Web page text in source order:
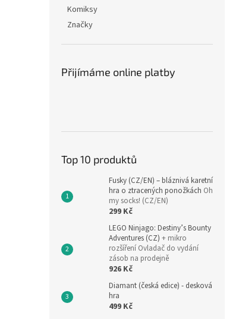
Komiksy
Značky
Přijímáme online platby
Top 10 produktů
Fusky (CZ/EN) – bláznivá karetní
hra o ztracených ponožkách Oh
my socks! (CZ/EN)
299 Kč
LEGO Ninjago: Destiny’s Bounty
Adventures (CZ) + mikro
rozšíření Ovladač do vydání
zásob na prodejně
926 Kč
Diamant (česká edice) - desková
hra
499 Kč